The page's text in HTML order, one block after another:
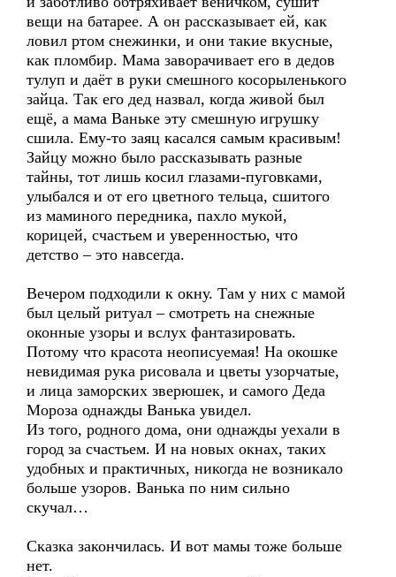
вещи на батарее. А он рассказывает ей, как
ловил ртом снежинки, и они такие вкусные,
как пломбир. Мама заворачивает его в дедов
тулуп и даёт в руки смешного косорыленького
зайца. Так его дед назвал, когда живой был
ещё, а мама Ваньке эту смешную игрушку
сшила. Ему-то заяц касался самым красивым!
Зайцу можно было рассказывать разные
тайны, тот лишь косил глазами-пуговками,
улыбался и от его цветного тельца, сшитого
из маминого передника, пахло мукой,
корицей, счастьем и уверенностью, что
детство – это навсегда.
Вечером подходили к окну. Там у них с мамой
был целый ритуал – смотреть на снежные
оконные узоры и вслух фантазировать.
Потому что красота неописуемая! На окошке
невидимая рука рисовала и цветы узорчатые,
и лица заморских зверюшек, и самого Деда
Мороза однажды Ванька увидел.
Из того, родного дома, они однажды уехали в
город за счастьем. И на новых окнах, таких
удобных и практичных, никогда не возникало
больше узоров. Ванька по ним сильно
скучал…
Сказка закончилась. И вот мамы тоже больше
нет.